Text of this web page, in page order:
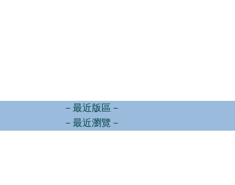
－最近版區－
－最近瀏覽－